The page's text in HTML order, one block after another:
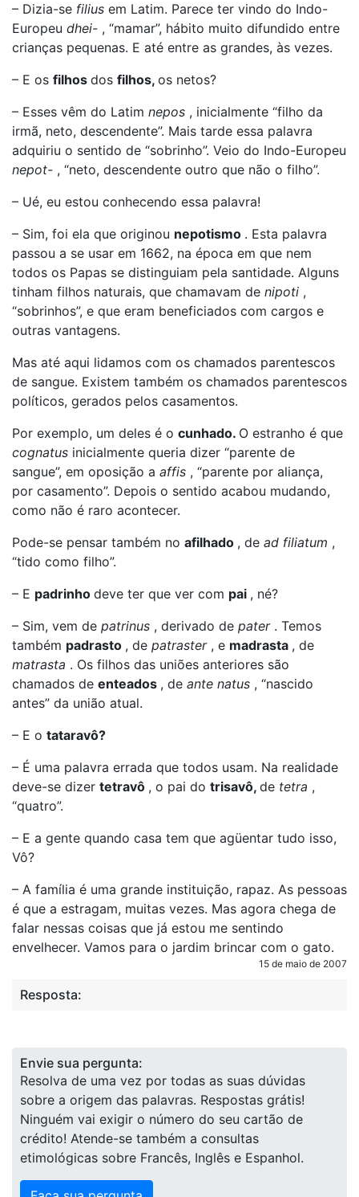
– Dizia-se filius em Latim. Parece ter vindo do Indo-
Europeu dhei- , “mamar”, hábito muito difundido entre
crianças pequenas. E até entre as grandes, às vezes.
– E os filhos dos filhos, os netos?
– Esses vêm do Latim nepos , inicialmente “filho da
irmã, neto, descendente”. Mais tarde essa palavra
adquiriu o sentido de “sobrinho”. Veio do Indo-Europeu
nepot- , “neto, descendente outro que não o filho”.
– Ué, eu estou conhecendo essa palavra!
– Sim, foi ela que originou nepotismo . Esta palavra
passou a se usar em 1662, na época em que nem
todos os Papas se distinguiam pela santidade. Alguns
tinham filhos naturais, que chamavam de nipoti ,
“sobrinhos”, e que eram beneficiados com cargos e
outras vantagens.
Mas até aqui lidamos com os chamados parentescos
de sangue. Existem também os chamados parentescos
políticos, gerados pelos casamentos.
Por exemplo, um deles é o cunhado. O estranho é que
cognatus inicialmente queria dizer “parente de
sangue”, em oposição a affis , “parente por aliança,
por casamento”. Depois o sentido acabou mudando,
como não é raro acontecer.
Pode-se pensar também no afilhado , de ad filiatum ,
“tido como filho”.
– E padrinho deve ter que ver com pai , né?
– Sim, vem de patrinus , derivado de pater . Temos
também padrasto , de patraster , e madrasta , de
matrasta . Os filhos das uniões anteriores são
chamados de enteados , de ante natus , “nascido
antes” da união atual.
– E o tataravô?
– É uma palavra errada que todos usam. Na realidade
deve-se dizer tetravô , o pai do trisavô, de tetra ,
“quatro”.
– E a gente quando casa tem que agüentar tudo isso,
Vô?
– A família é uma grande instituição, rapaz. As pessoas
é que a estragam, muitas vezes. Mas agora chega de
falar nessas coisas que já estou me sentindo
envelhecer. Vamos para o jardim brincar com o gato.
15 de maio de 2007
Resposta:
Envie sua pergunta:
Resolva de uma vez por todas as suas dúvidas
sobre a origem das palavras. Respostas grátis!
Ninguém vai exigir o número do seu cartão de
crédito! Atende-se também a consultas
etimológicas sobre Francês, Inglês e Espanhol.